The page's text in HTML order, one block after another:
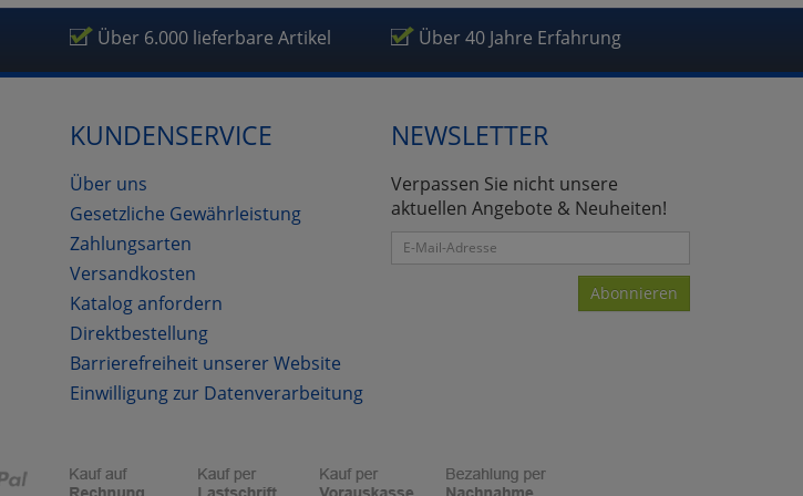
Über 6.000 lieferbare Artikel Über 40 Jahre Erfahrung
KUNDENSERVICE
Über uns
Gesetzliche Gewährleistung
Zahlungsarten
Versandkosten
Katalog anfordern
Direktbestellung
Barrierefreiheit unserer Website
Einwilligung zur Datenverarbeitung
NEWSLETTER
Verpassen Sie nicht unsere
aktuellen Angebote & Neuheiten!
Abonnieren
zurückzu Haupptseite Zustimmung Datenverarbeitung (Seitenende)